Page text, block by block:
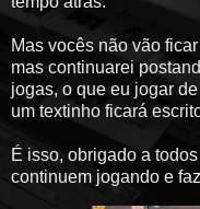
Mas vocês não vão
mas continuarei
jogas, o que eu jogar
um textinho ficará
É isso, obrigado a
continuem jogando e